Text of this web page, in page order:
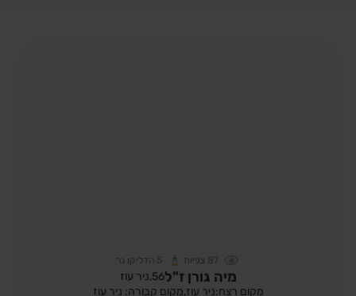
87 צפיות 5 הדליקו נר
מיה גורן ז"ל56, ניר עוז
מקום רצח:ניר עוז,מקום קבורה: ניר עוז